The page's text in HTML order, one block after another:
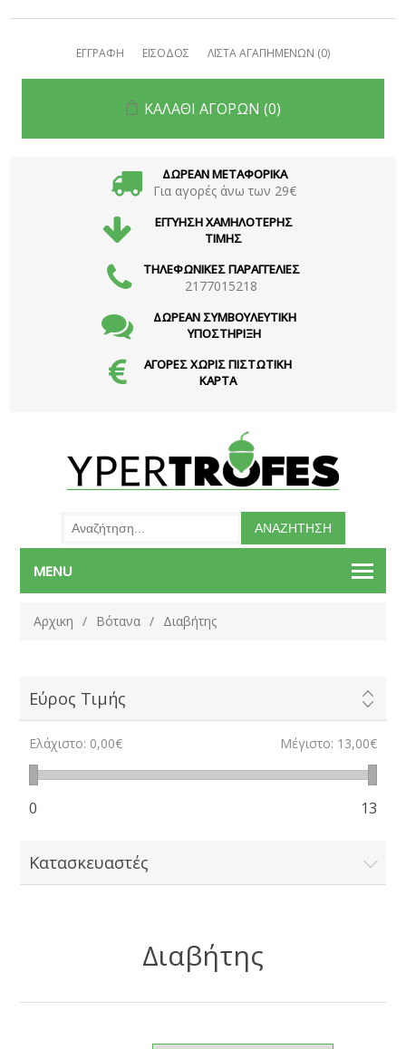
ΕΓΓΡΑΦΗ ΕΙΣΟΔΟΣ ΛΙΣΤΑ ΑΓΑΠΗΜΕΝΩΝ (0)
ΚΑΛΑΘΙ ΑΓΟΡΩΝ (0)
ΔΩΡΕΑΝ ΜΕΤΑΦΟΡΙΚΑ
Για αγορές άνω των 29€
ΕΓΓΥΗΣΗ ΧΑΜΗΛΟΤΕΡΗΣ
ΤΙΜΗΣ
ΤΗΛΕΦΩΝΙΚΕΣ ΠΑΡΑΓΓΕΛΙΕΣ
2177015218
ΔΩΡΕΑΝ ΣΥΜΒΟΥΛΕΥΤΙΚΗ
ΥΠΟΣΤΗΡΙΞΗ
ΑΓΟΡΕΣ ΧΩΡΙΣ ΠΙΣΤΩΤΙΚΗ
ΚΑΡΤΑ
MENU
Αρχικη / Βότανα / Διαβήτης
Εύρος Τιμής
Ελάχιστο: 0,00€ Μέγιστο: 13,00€
0 13
Κατασκευαστές
Διαβήτης